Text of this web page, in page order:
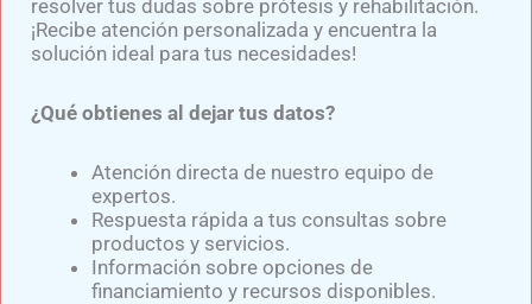
UNIDOS”​
Movimiento Mediprax. Para formar parte de
“GRUPO DE APOYO” .​
Visita nuestras redes sociales y no te pierdas
ningún detalle de nuestras publicaciones:
resolver tus dudas sobre prótesis y rehabilitación.
¡Recibe atención personalizada y encuentra la
solución ideal para tus necesidades!
¿Qué obtienes al dejar tus datos?
Atención directa de nuestro equipo de
expertos.
Respuesta rápida a tus consultas sobre
productos y servicios.
Información sobre opciones de
financiamiento y recursos disponibles.